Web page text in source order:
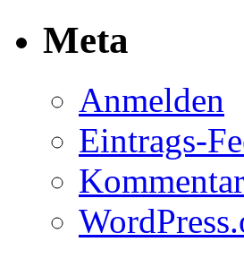
Meta
Anmelden
Eintrags-